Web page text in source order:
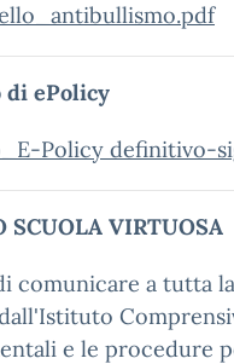
di ePolicy
Policy definitivo-
SCUOLA VIRTUOSA
comunicare a tutta
e le procedure